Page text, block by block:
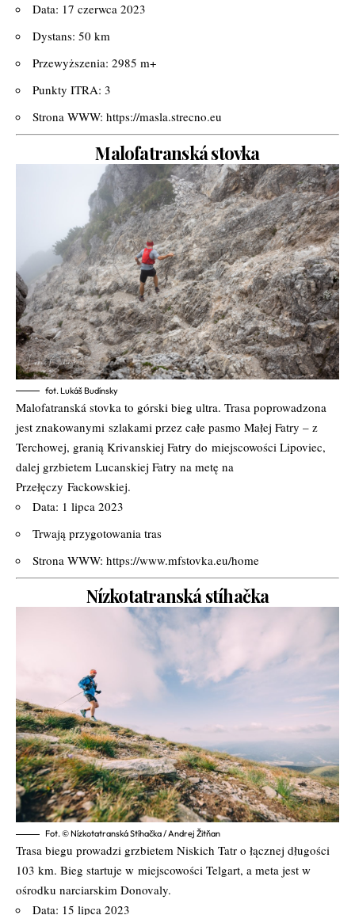
Data: 17 czerwca 2023
Dystans: 50 km
Przewyższenia: 2985 m+
Punkty ITRA: 3
Strona WWW: https://masla.strecno.eu
Malofatranská stovka
fot. Lukáš Budínsky
Malofatranská stovka to górski bieg ultra. Trasa poprowadzona
jest znakowanymi szlakami przez całe pasmo Małej Fatry – z
Terchowej, granią Krivanskiej Fatry do miejscowości Lipoviec,
dalej grzbietem Lucanskiej Fatry na metę na
Przełęczy Fackowskiej.
Data: 1 lipca 2023
Trwają przygotowania tras
Strona WWW: https://www.mfstovka.eu/home
Nízkotatranská stíhačka
Fot. © Nízkotatranská Stíhačka / Andrej Žitňan
Trasa biegu prowadzi grzbietem Niskich Tatr o łącznej długości
103 km. Bieg startuje w miejscowości Telgart, a meta jest w
ośrodku narciarskim Donovaly.
Data: 15 lipca 2023